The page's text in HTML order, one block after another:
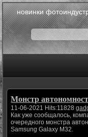
новинки
Монстр
11-06-2021 Hits:11828
Как уже сообщалось,
очередного монстра
Samsung Galaxy M32.